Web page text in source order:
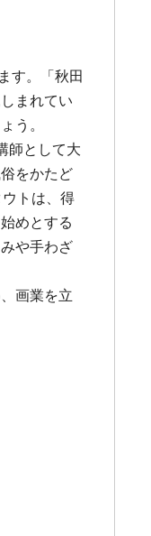
す。「秋田
まれてい
う。
師として大
をかたど
トは、得
めとする
や手わざ
画業を立